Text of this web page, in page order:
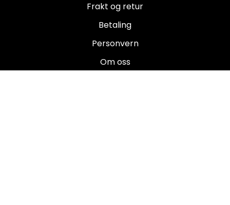
Frakt og retur
Betaling
Personvern
Om oss